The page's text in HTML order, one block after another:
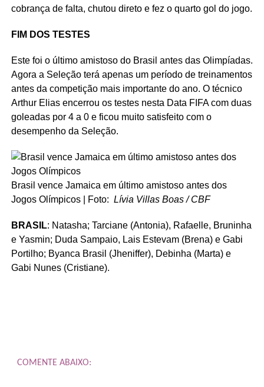
cobrança de falta, chutou direto e fez o quarto gol do jogo.
FIM DOS TESTES
Este foi o último amistoso do Brasil antes das Olimpíadas.
Agora a Seleção terá apenas um período de treinamentos
antes da competição mais importante do ano. O técnico
Arthur Elias encerrou os testes nesta Data FIFA com duas
goleadas por 4 a 0 e ficou muito satisfeito com o
desempenho da Seleção.
Brasil vence Jamaica em último amistoso antes dos
Jogos Olímpicos | Foto: Lívia Villas Boas / CBF
BRASIL: Natasha; Tarciane (Antonia), Rafaelle, Bruninha
e Yasmin; Duda Sampaio, Lais Estevam (Brena) e Gabi
Portilho; Byanca Brasil (Jheniffer), Debinha (Marta) e
Gabi Nunes (Cristiane).
COMENTE ABAIXO: